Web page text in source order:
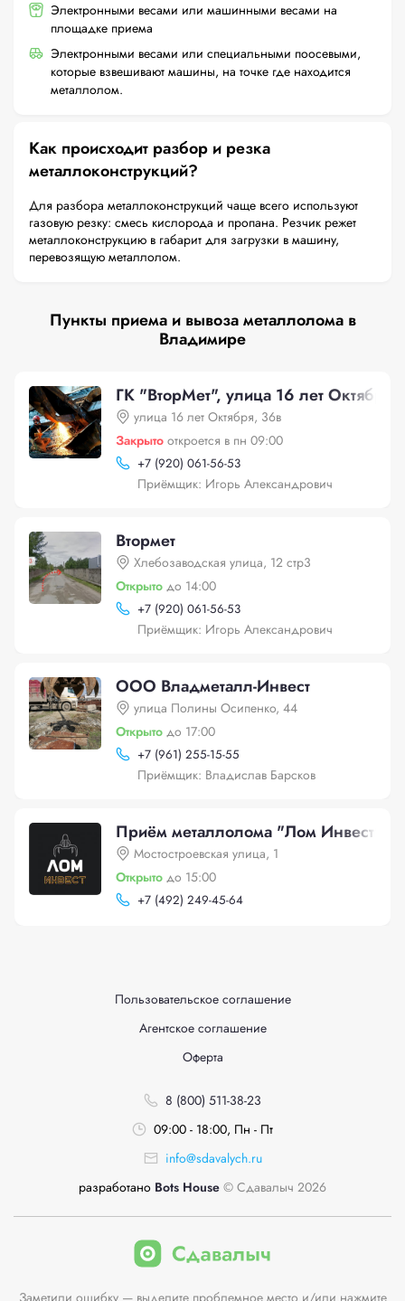
Электронными весами или машинными весами на
площадке приема
Электронными весами или специальными поосевыми,
которые взвешивают машины, на точке где находится
металлолом.
Как происходит разбор и резка
металлоконструкций?
Для разбора металлоконструкций чаще всего используют
газовую резку: смесь кислорода и пропана. Резчик режет
металлоконструкцию в габарит для загрузки в машину,
перевозящую металлолом.
Пункты приема и вывоза металлолома в
Владимире
ГК "ВторМет", улица 16 лет Октября,
улица 16 лет Октября, 36в
Закрыто откроется в пн 09:00
+7 (920) 061-56-53
Приёмщик: Игорь Александрович
Втормет
Хлебозаводская улица, 12 стр3
Открыто до 14:00
+7 (920) 061-56-53
Приёмщик: Игорь Александрович
ООО Владметалл-Инвест
улица Полины Осипенко, 44
Открыто до 17:00
+7 (961) 255-15-55
Приёмщик: Владислав Барсков
Приём металлолома "Лом Инвест",
Мостостроевская улица, 1
Открыто до 15:00
+7 (492) 249-45-64
Пользовательское соглашение
Агентское соглашение
Оферта
8 (800) 511-38-23
09:00 - 18:00, Пн - Пт
info@sdavalych.ru
разработано Bots House © Сдавалыч 2026
Заметили ошибку — выделите проблемное место и/или нажмите